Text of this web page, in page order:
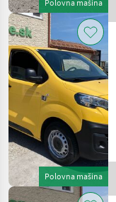
Polovna mašina
Polovna mašina